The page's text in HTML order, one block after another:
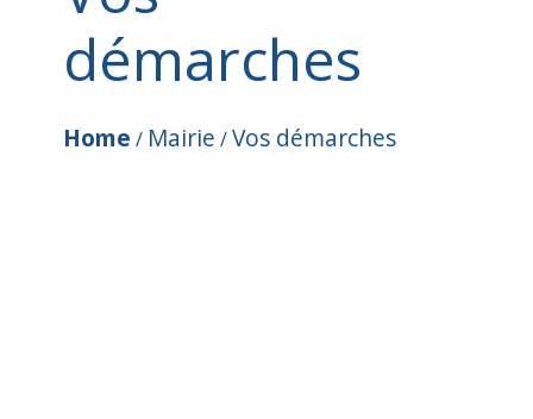
démarches
Home / Mairie /Vos démarches